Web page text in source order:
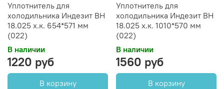
Уплотнитель для
холодильника Индезит BH
18.025 х.к. 654*571 мм
(022)
В наличии
1220 руб
В корзину
Уплотнитель для
холодильника Индезит BH
18.025 х.к. 1010*570 мм
(022)
В наличии
1560 руб
В корзину